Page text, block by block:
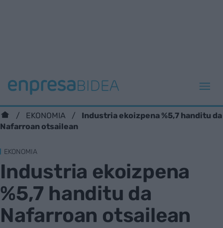
EKONOMIA
Industria ekoizpena %5,7 handitu da
Nafarroan otsailean
EKONOMIA
Industria ekoizpena
%5,7 handitu da
Nafarroan otsailean